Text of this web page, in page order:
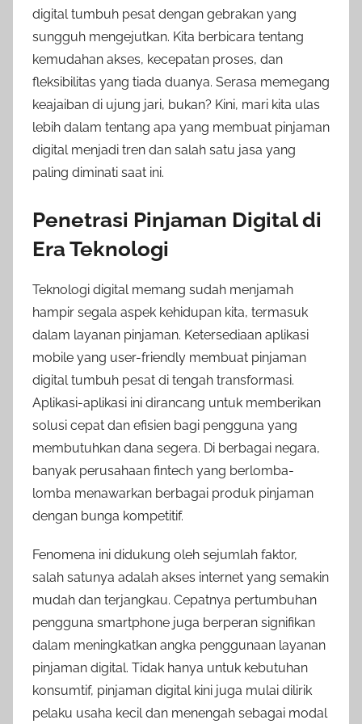
digital tumbuh pesat dengan gebrakan yang
sungguh mengejutkan. Kita berbicara tentang
kemudahan akses, kecepatan proses, dan
fleksibilitas yang tiada duanya. Serasa memegang
keajaiban di ujung jari, bukan? Kini, mari kita ulas
lebih dalam tentang apa yang membuat pinjaman
digital menjadi tren dan salah satu jasa yang
paling diminati saat ini.
Penetrasi Pinjaman Digital di
Era Teknologi
Teknologi digital memang sudah menjamah
hampir segala aspek kehidupan kita, termasuk
dalam layanan pinjaman. Ketersediaan aplikasi
mobile yang user-friendly membuat pinjaman
digital tumbuh pesat di tengah transformasi.
Aplikasi-aplikasi ini dirancang untuk memberikan
solusi cepat dan efisien bagi pengguna yang
membutuhkan dana segera. Di berbagai negara,
banyak perusahaan fintech yang berlomba-
lomba menawarkan berbagai produk pinjaman
dengan bunga kompetitif.
Fenomena ini didukung oleh sejumlah faktor,
salah satunya adalah akses internet yang semakin
mudah dan terjangkau. Cepatnya pertumbuhan
pengguna smartphone juga berperan signifikan
dalam meningkatkan angka penggunaan layanan
pinjaman digital. Tidak hanya untuk kebutuhan
konsumtif, pinjaman digital kini juga mulai dilirik
pelaku usaha kecil dan menengah sebagai modal